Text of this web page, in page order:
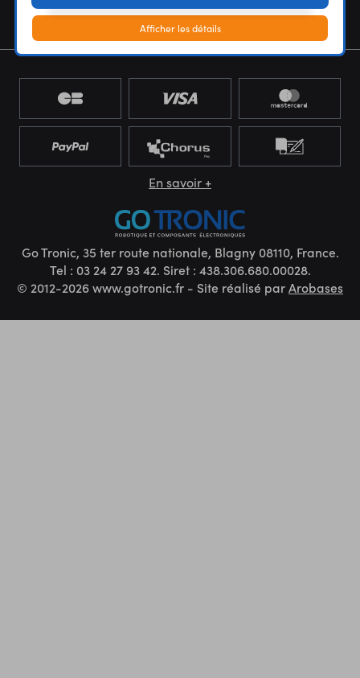
NEWSLETTER
En savoir +
Go Tronic, 35 ter route nationale, Blagny 08110, France.
Tel : 03 24 27 93 42. Siret : 438.306.680.00028.
© 2012-2026 www.gotronic.fr - Site réalisé parArobases
Afficher les détails